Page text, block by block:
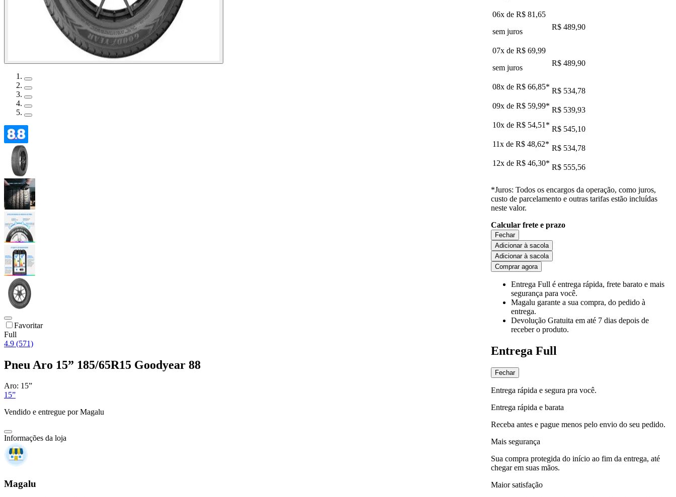
Favoritar
Full
4.9 (571)
Pneu Aro 15” 185/65R15 Goodyear 88
Aro: 15”
15”
Vendido e entregue por Magalu
Informações da loja
Magalu
06x de R$ 81,65
sem juros
R$ 489,90
07x de R$ 69,99
sem juros
R$ 489,90
08x de R$ 66,85* R$ 534,78
09x de R$ 59,99* R$ 539,93
10x de R$ 54,51 * R$ 545,10
11x de R$ 48,62* R$ 534,78
12x de R$ 46,30* R$ 555,56
*Juros: Todos os encargos da operação, como juros,
custo de parcelamento e outras tarifas estão incluídas
neste valor.
Calcular frete e prazo
Fechar
Adicionar à sacola
Adicionar à sacola
Comprar agora
Entrega Full é entrega rápida, frete barato e mais
segurança para você.
Magalu garante a sua compra, do pedido à
entrega.
Devolução Gratuita em até 7 dias depois de
receber o produto.
Entrega Full
Fechar
Entrega rápida e segura pra você.
Entrega rápida e barata
Receba antes e pague menos pelo envio do seu pedido.
Mais segurança
Sua compra protegida do início ao fim da entrega, até
chegar em suas mãos.
Maior satisfação